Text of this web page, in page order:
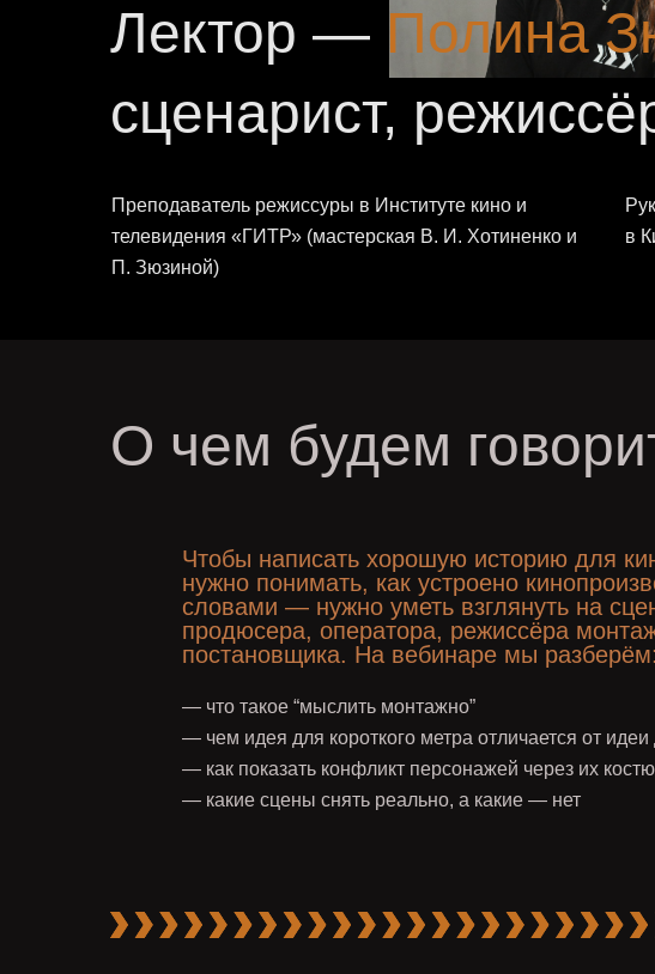
Лектор — Полина
сценарист,
Преподаватель режиссуры в Институте кино и
телевидения «ГИТР» (мастерская В. И. Хотиненко и
П. Зюзиной)
в
О чем будем
Чтобы написать хорошую историю для
нужно понимать, как устроено
словами — нужно уметь взглянуть на
продюсера, оператора, режиссёра
постановщика. На вебинаре мы разберём:
— что такое “мыслить монтажно”
— чем идея для короткого метра отличается от
— как показать конфликт персонажей через их
— какие сцены снять реально, а какие — нет